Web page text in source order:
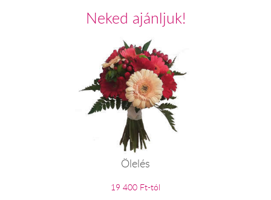
Neked ajánljuk!
Ölelés
19 400 Ft-tól